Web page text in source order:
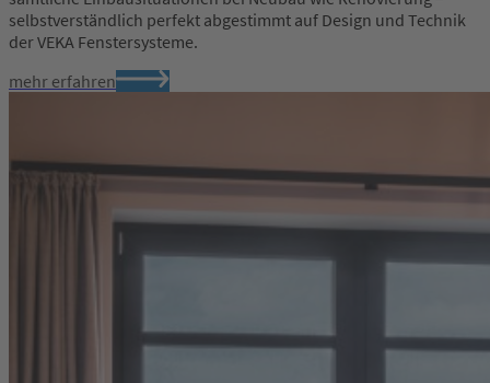
selbstverständlich perfekt abgestimmt auf Design und Technik
der VEKA Fenstersysteme.
mehr erfahren